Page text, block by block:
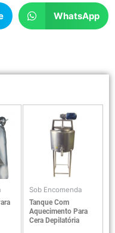
WhatsApp
Sob Encomenda
Tanque Com
Aquecimento Para
Cera Depilatória